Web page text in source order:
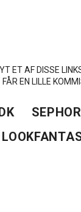
ET AF DISSE
FÅR EN LILLE